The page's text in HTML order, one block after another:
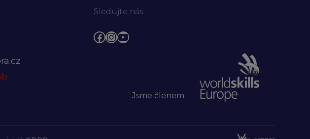
Sledujte nás
Facebook
Instagram
YouTube
Jsme členem